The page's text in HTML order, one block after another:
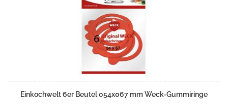
Einkochwelt 6er Beutel 054x067 mm Weck-Gummiringe